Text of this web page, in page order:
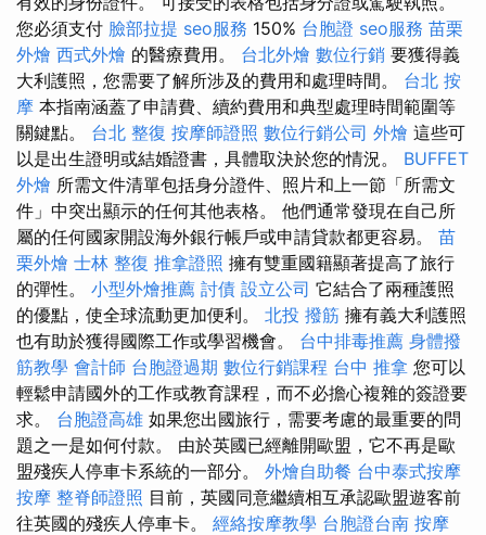
您必須支付 臉部拉提 seo服務 150% 台胞證 seo服務 苗栗
外燴 西式外燴 的醫療費用。 台北外燴 數位行銷 要獲得義
大利護照，您需要了解所涉及的費用和處理時間。 台北 按
摩 本指南涵蓋了申請費、續約費用和典型處理時間範圍等
關鍵點。 台北 整復 按摩師證照 數位行銷公司 外燴 這些可
以是出生證明或結婚證書，具體取決於您的情況。 BUFFET
外燴 所需文件清單包括身分證件、照片和上一節「所需文
件」中突出顯示的任何其他表格。 他們通常發現在自己所
屬的任何國家開設海外銀行帳戶或申請貸款都更容易。 苗
栗外燴 士林 整復 推拿證照 擁有雙重國籍顯著提高了旅行
的彈性。 小型外燴推薦 討債 設立公司 它結合了兩種護照
的優點，使全球流動更加便利。 北投 撥筋 擁有義大利護照
也有助於獲得國際工作或學習機會。 台中排毒推薦 身體撥
筋教學 會計師 台胞證過期 數位行銷課程 台中 推拿 您可以
輕鬆申請國外的工作或教育課程，而不必擔心複雜的簽證要
求。 台胞證高雄 如果您出國旅行，需要考慮的最重要的問
題之一是如何付款。 由於英國已經離開歐盟，它不再是歐
盟殘疾人停車卡系統的一部分。 外燴自助餐 台中泰式按摩
按摩 整脊師證照 目前，英國同意繼續相互承認歐盟遊客前
往英國的殘疾人停車卡。 經絡按摩教學 台胞證台南 按摩